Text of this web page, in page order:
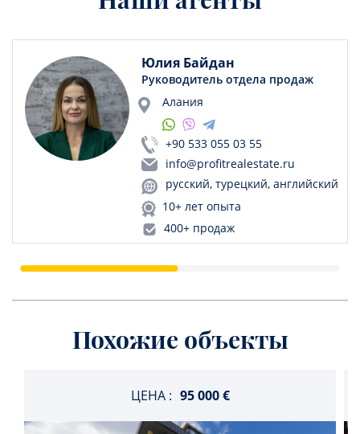
Юлия Байдан
Руководитель отдела продаж
Алания
+90 533 055 03 55
info@profitrealestate.ru
русский, турецкий, английский
10+ лет опыта
400+ продаж
Похожие объекты
ЦЕНА : 95 000 €